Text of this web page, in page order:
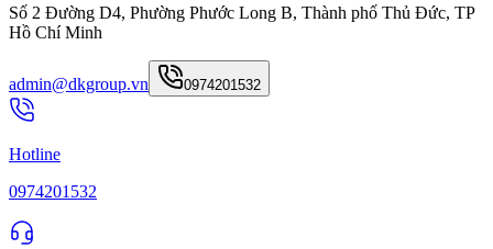
Số 2 Đường D4, Phường Phước Long B, Thành phố Thủ Đức, TP
Hồ Chí Minh
admin@dkgroup.vn 0974201532
Hotline
0974201532